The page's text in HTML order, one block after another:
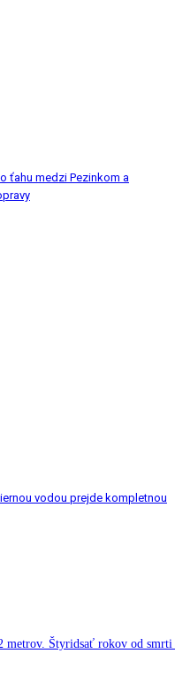
ťahu medzi Pezinkom a
vodou prejde kompletnou
Štyridsať rokov od